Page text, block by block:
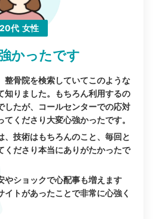
20代 女性
かったです
整骨院を検索していてこのような
知りました。もちろん利用するの
したが、コールセンターでの応対
くださり大変心強かったです。
、技術はもちろんのこと、毎回と
くださり本当にありがたかったで
やショックで心配事も増えます
トがあったことで非常に心強く